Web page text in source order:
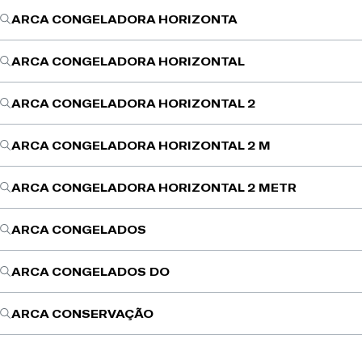
ARCA CONGELADORA HORIZONTA
ARCA CONGELADORA HORIZONTAL
ARCA CONGELADORA HORIZONTAL 2
ARCA CONGELADORA HORIZONTAL 2 M
ARCA CONGELADORA HORIZONTAL 2 METR
ARCA CONGELADOS
ARCA CONGELADOS DO
ARCA CONSERVAÇÃO